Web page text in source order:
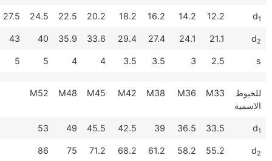
12.2
14.2
16.2
18.2
20.2
22.5
24.5
27.5
30.5
21.1
24.1
27.4
29.4
33.6
35.9
40
43
48.2
3
3.5
3.5
4
4
5
5
6
M33
M36
M38
M42
M45
M48
M52
33.5
36.5
39
42.5
45.5
49
53
55.2
58.2
61.2
68.2
71.2
75
86